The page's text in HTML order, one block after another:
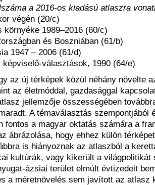
a 2016-os kiadású atlaszra
végén (20/c)
környéke 1989–2016 (60/c)
és Boszniában (61/b)
1947 – 2006 (61/d)
képviselő-választások, 1990 (64/e)
az új térképek közül néhány növelte
az életmóddal, gazdasággal
jellemzője összességében
A témaválasztás szempontjából
fontos a magyar oktatás számára a
ábrázolása, hogy ehhez külön
is hiányoznak az atlaszból a
kultúrák, vagy kikerült a világpolitikát
ázsiai terület elmúlt évtizedeit
a méretnövelés sem javított az atlasz